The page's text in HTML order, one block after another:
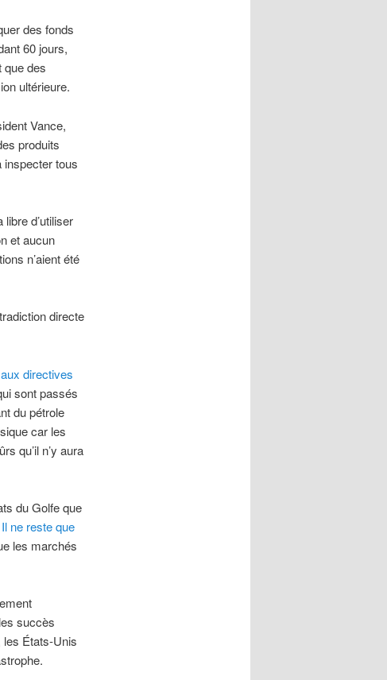
des fonds
60 jours,
que des
ultérieure.
Vance,
produits
inspecter tous
libre d’utiliser
et aucun
n’aient été
directe
aux directives
sont passés
du pétrole
car les
qu’il n’y aura
du Golfe que
Il ne reste que
les marchés
succès
les États-Unis